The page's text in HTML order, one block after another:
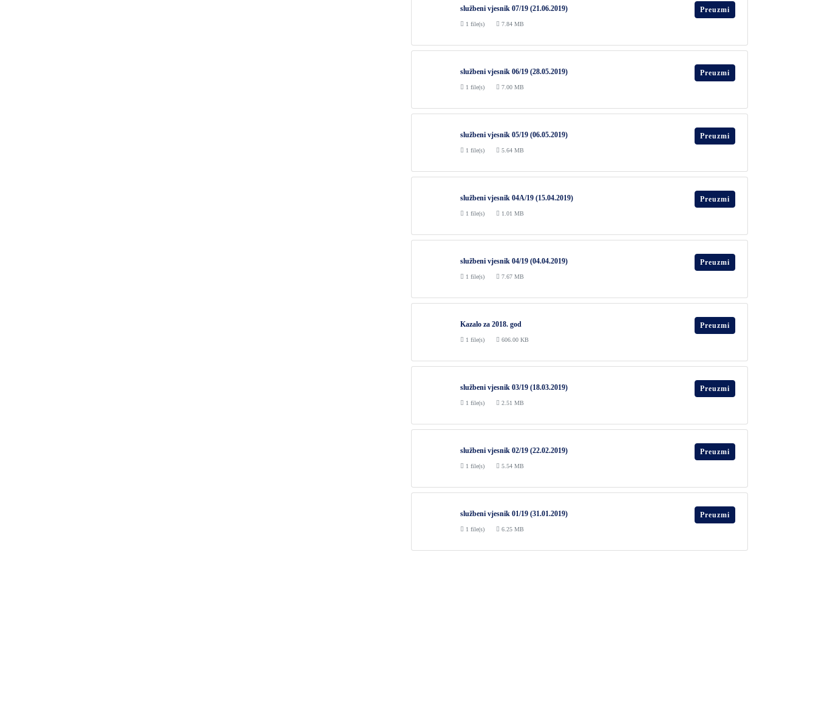
službeni vjesnik 07/19 (21.06.2019)
1 file(s) 7.84 MB
Preuzmi
službeni vjesnik 06/19 (28.05.2019)
1 file(s) 7.00 MB
Preuzmi
službeni vjesnik 05/19 (06.05.2019)
1 file(s) 5.64 MB
Preuzmi
službeni vjesnik 04A/19 (15.04.2019)
1 file(s) 1.01 MB
Preuzmi
službeni vjesnik 04/19 (04.04.2019)
1 file(s) 7.67 MB
Preuzmi
Kazalo za 2018. god
1 file(s) 606.00 KB
Preuzmi
službeni vjesnik 03/19 (18.03.2019)
1 file(s) 2.51 MB
Preuzmi
službeni vjesnik 02/19 (22.02.2019)
1 file(s) 5.54 MB
Preuzmi
službeni vjesnik 01/19 (31.01.2019)
1 file(s) 6.25 MB
Preuzmi